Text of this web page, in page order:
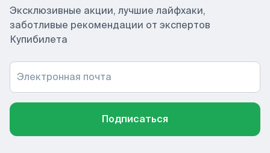
Эксклюзивные акции, лучшие лайфхаки,
заботливые рекомендации от экспертов
Купибилета
Электронная почта
Подписаться